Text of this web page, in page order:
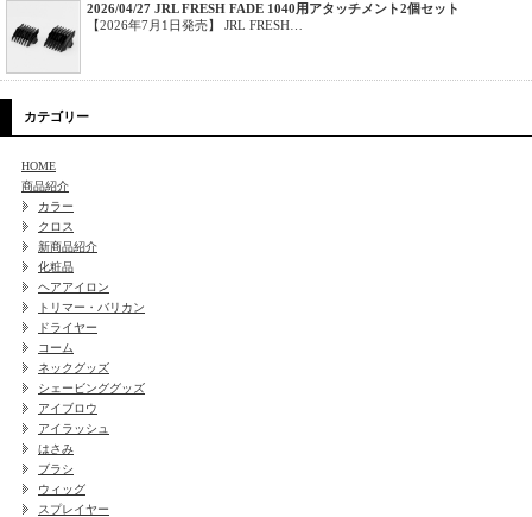
2026/04/27 JRL FRESH FADE 1040用アタッチメント2個セット
【2026年7月1日発売】 JRL FRESH…
カテゴリー
HOME
商品紹介
カラー
クロス
新商品紹介
化粧品
ヘアアイロン
トリマー・バリカン
ドライヤー
コーム
ネックグッズ
シェービンググッズ
アイブロウ
アイラッシュ
はさみ
ブラシ
ウィッグ
スプレイヤー